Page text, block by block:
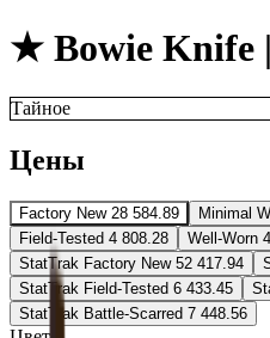
★ Bowie Knife
Тайное
Цены
Factory New 28 584.89 Minimal
Field-Tested 4 808.28 Well-Worn
StatTrak Factory New 52 417.94
StatTrak Field-Tested 6 433.45
StatTrak Battle-Scarred 7 448.56